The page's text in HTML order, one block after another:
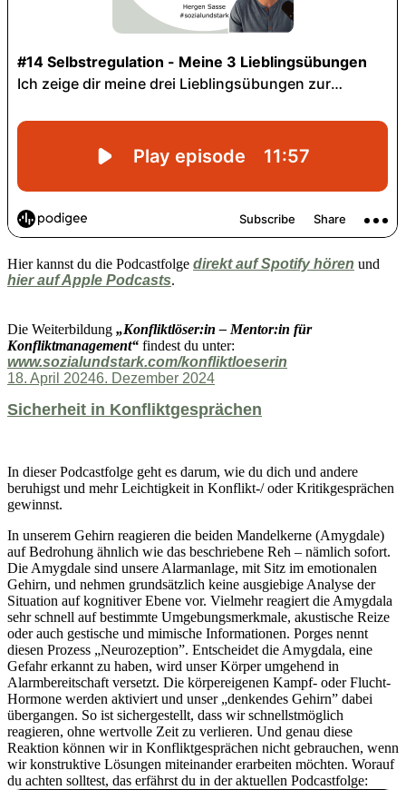
Hier kannst du die Podcastfolge direkt auf Spotify hören und
hier auf Apple Podcasts.
Die Weiterbildung „Konfliktlöser:in – Mentor:in für
Konfliktmanagement“ findest du unter:
www.sozialundstark.com/konfliktloeserin
Veröffentlicht
18. April 20246. Dezember 2024
Sicherheit in Konfliktgesprächen
In dieser Podcastfolge geht es darum, wie du dich und andere
beruhigst und mehr Leichtigkeit in Konflikt-/ oder Kritikgesprächen
gewinnst.
In unserem Gehirn reagieren die beiden Mandelkerne (Amygdale)
auf Bedrohung ähnlich wie das beschriebene Reh – nämlich sofort.
Die Amygdale sind unsere Alarmanlage, mit Sitz im emotionalen
Gehirn, und nehmen grundsätzlich keine ausgiebige Analyse der
Situation auf kognitiver Ebene vor. Vielmehr reagiert die Amygdala
sehr schnell auf bestimmte Umgebungsmerkmale, akustische Reize
oder auch gestische und mimische Informationen. Porges nennt
diesen Prozess „Neurozeption”. Entscheidet die Amygdala, eine
Gefahr erkannt zu haben, wird unser Körper umgehend in
Alarmbereitschaft versetzt. Die körpereigenen Kampf- oder Flucht-
Hormone werden aktiviert und unser „denkendes Gehirn” dabei
übergangen. So ist sichergestellt, dass wir schnellstmöglich
reagieren, ohne wertvolle Zeit zu verlieren. Und genau diese
Reaktion können wir in Konfliktgesprächen nicht gebrauchen, wenn
wir konstruktive Lösungen miteinander erarbeiten möchten. Worauf
du achten solltest, das erfährst du in der aktuellen Podcastfolge: